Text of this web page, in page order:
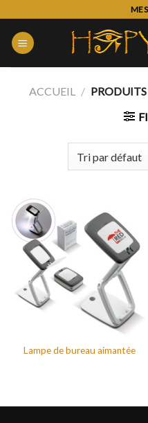
content
ACCUEIL /
Lampe de bureau aimantée